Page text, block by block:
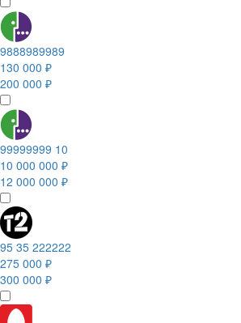
9888989989
130 000 ₽
200 000 ₽
99999999 10
10 000 000 ₽
12 000 000 ₽
95 35 222222
275 000 ₽
300 000 ₽